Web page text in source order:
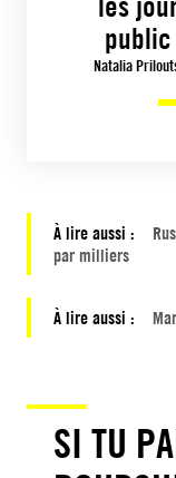
Natalia
À lire aussi :
par milliers
À lire aussi :
SI TU